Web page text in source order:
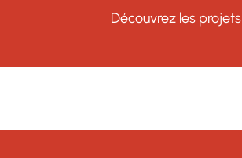
Découvrez les projets